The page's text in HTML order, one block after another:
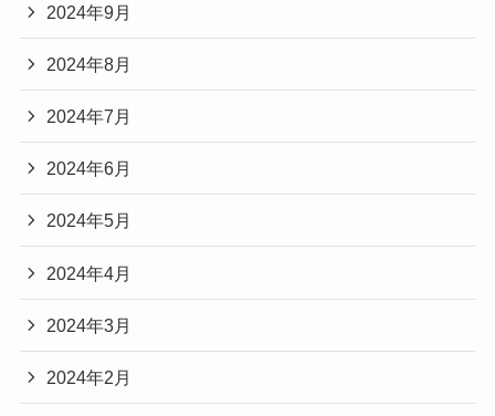
2024年9月
2024年8月
2024年7月
2024年6月
2024年5月
2024年4月
2024年3月
2024年2月